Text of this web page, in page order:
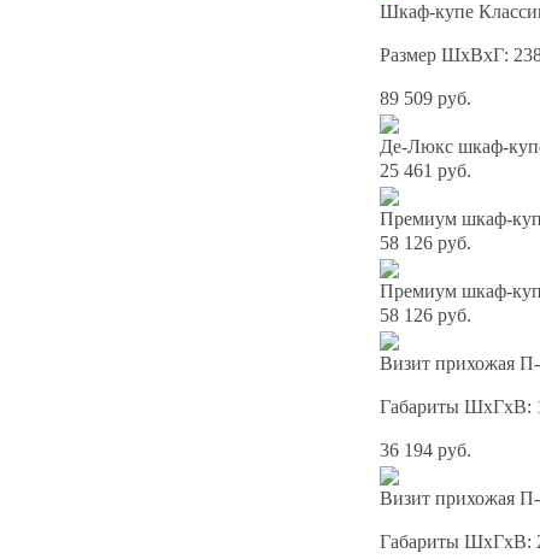
Шкаф-купе
Размер ШхВхГ:
89 509 руб.
Де-Люкс шкаф-
25 461 руб.
Премиум шкаф-
58 126 руб.
Премиум шкаф-
58 126 руб.
Визит прихожая П-
Габариты ШхГхВ:
36 194 руб.
Визит прихожая П-
Габариты ШхГхВ: